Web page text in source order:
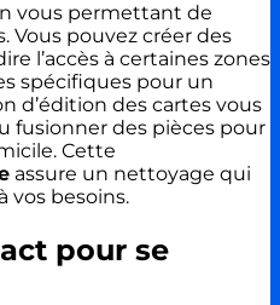
vous permettant de
Vous pouvez créer des
l’accès à certaines zones
spécifiques pour un
d’édition des cartes vous
fusionner des pièces pour
Cette
assure un nettoyage qui
vos besoins.
pour se